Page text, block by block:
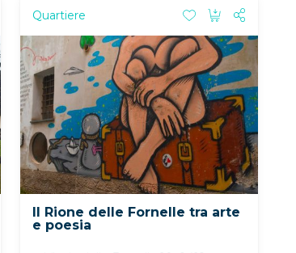
Quartiere
Il Rione delle Fornelle tra arte
e poesia